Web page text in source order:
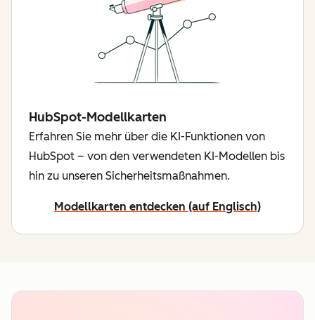
HubSpot-Modellkarten
Erfahren Sie mehr über die KI-Funktionen von
HubSpot – von den verwendeten KI-Modellen bis
hin zu unseren Sicherheitsmaßnahmen.
Modellkarten entdecken (auf Englisch)